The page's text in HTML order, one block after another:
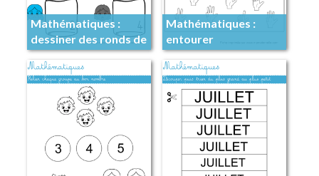
Mathématiques :
dessiner des ronds de
couleur
Mathématiques :
entourer